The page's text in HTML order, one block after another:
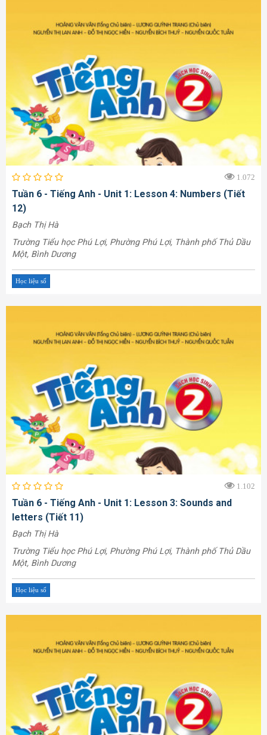
1.072
Tuần 6 - Tiếng Anh - Unit 1: Lesson 4: Numbers (Tiết
12)
Bạch Thị Hà
Trường Tiểu học Phú Lợi, Phường Phú Lợi, Thành phố Thủ Dầu
Một, Bình Dương
Học liệu số
1.102
Tuần 6 - Tiếng Anh - Unit 1: Lesson 3: Sounds and
letters (Tiết 11)
Bạch Thị Hà
Trường Tiểu học Phú Lợi, Phường Phú Lợi, Thành phố Thủ Dầu
Một, Bình Dương
Học liệu số